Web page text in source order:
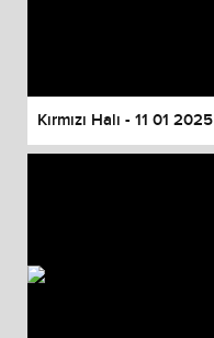
Kırmızı Halı - 11 01 2025